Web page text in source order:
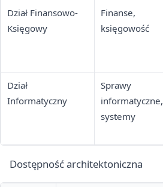
Dział Finansowo-
Księgowy
Finanse,
księgowość
Dział
Informatyczny
Sprawy
informatyczne,
systemy
Dostępność architektoniczna